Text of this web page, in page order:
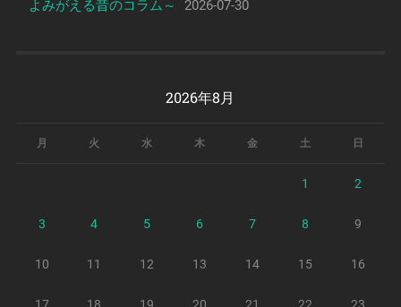
よみがえる昔のコラム～
2026-07-30
2026年8月
月 火 水 木 金 土 日
1 2
3 4 5 6 7 8 9
10 11 12 13 14 15 16
17 18 19 20 21 22 23